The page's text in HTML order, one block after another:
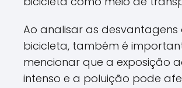
Ao analisar as desvantagens
bicicleta, também é
mencionar que a exposição
intenso e a poluição pode